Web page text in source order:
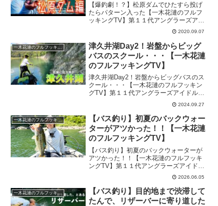
【爆釣劇！？】松原ダムでひたすら投げ
たらパターン入った【一木花漣のフルフ
ッキングTV】第１１代アングラーズアイ
ドル、一木花漣のYouTubeチャンネル・
その名も「一木花漣のフルフッキング
TV」！今回は『【爆釣劇！？】松原ダム
でひたすら投げた...
2020.09.07
一木花漣のフルフッキングTV
津久井湖Day2！岩盤からビッグ
バスのスクール・・・【一木花漣
のフルフッキングTV】
津久井湖Day2！岩盤からビッグバスのス
クール・・・【一木花漣のフルフッキン
グTV】第１１代アングラーズアイドル、
一木花漣のYouTubeチャンネル・その名
も「一木花漣のフルフッキングTV」！今
回は『津久井湖Day2！岩盤からビッグバ
スのス...
2024.09.27
一木花漣のフルフッキングTV
【バス釣り】初夏のバックウォー
ターがアツかった！！【一木花漣
のフルフッキングTV】
【バス釣り】初夏のバックウォーターが
アツかった！！【一木花漣のフルフッキ
ングTV】第１１代アングラーズアイド
ル、一木花漣のYouTubeチャンネル・そ
の名も「一木花漣のフルフッキング
TV」！今回は『【バス釣り】初夏のバッ
クウォーターがアツか...
2026.06.05
一木花漣のフルフッキングTV
【バス釣り】目的地まで渋滞して
たんで、リザーバーに寄り道した